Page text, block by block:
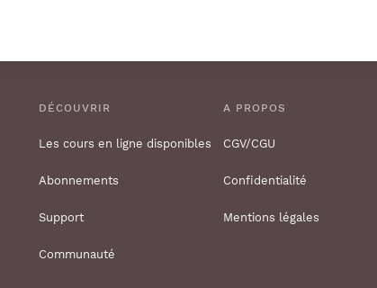
DÉCOUVRIR
Les cours en ligne disponibles
Abonnements
Support
Communauté
A PROPOS
CGV/CGU
Confidentialité
Mentions légales